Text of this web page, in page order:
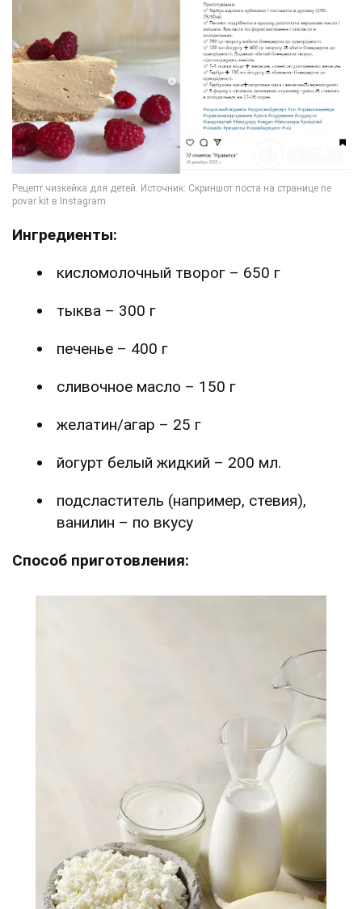
Ингредиенты:
кисломолочный творог – 650 г
тыква – 300 г
печенье – 400 г
сливочное масло – 150 г
желатин/агар – 25 г
йогурт белый жидкий – 200 мл.
подсластитель (например, стевия),
ванилин – по вкусу
Способ приготовления: